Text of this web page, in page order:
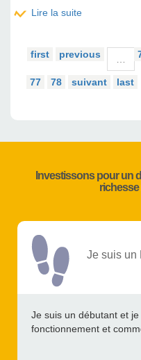
Lire la suite
first previous …
77
78 suivant last
Investissons pour un
richesse
Je suis un
Je suis un débutant et
fonctionnement et